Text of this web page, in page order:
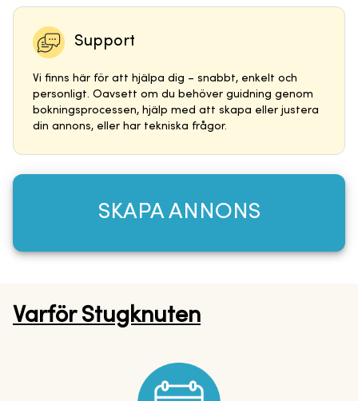
Support
Vi finns här för att hjälpa dig – snabbt, enkelt och
personligt. Oavsett om du behöver guidning genom
bokningsprocessen, hjälp med att skapa eller justera
din annons, eller har tekniska frågor.
SKAPA ANNONS
Varför Stugknuten